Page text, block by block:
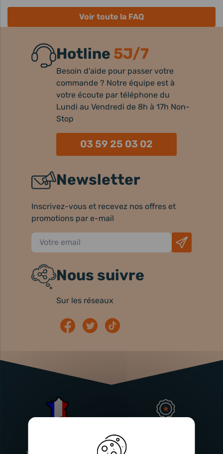
Voir toute la FAQ
Hotline 5J/7
Besoin d'aide pour passer votre
commande ? Notre équipe est à
votre écoute par téléphone du
Lundi au Vendredi de 8h à 17h Non-
Stop
03 59 25 03 02
Newsletter
Inscrivez-vous et recevez nos offres et
promotions par e-mail
Nous suivre
Sur les réseaux